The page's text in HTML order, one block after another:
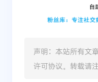
声明：本站所有文
许可协议。转载请